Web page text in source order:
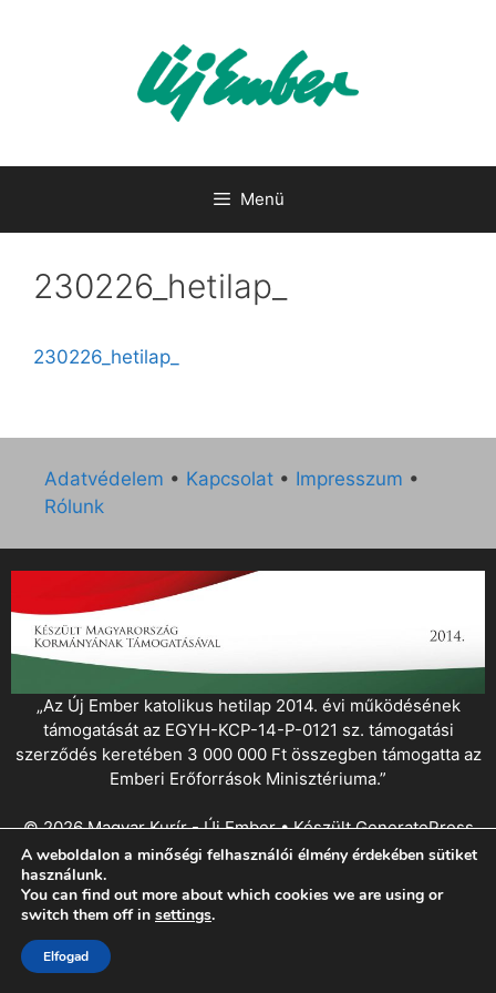
Menü
230226_hetilap_
230226_hetilap_
Adatvédelem • Kapcsolat • Impresszum •
Rólunk
„Az Új Ember katolikus hetilap 2014. évi működésének
támogatását az EGYH-KCP-14-P-0121 sz. támogatási
szerződés keretében 3 000 000 Ft összegben támogatta az
Emberi Erőforrások Minisztériuma.”
© 2026 Magyar Kurír - Új Ember• KészültGeneratePress
A weboldalon a minőségi felhasználói élmény érdekében sütiket
használunk.
You can find out more about which cookies we are using or
switch them off in settings.
Elfogad